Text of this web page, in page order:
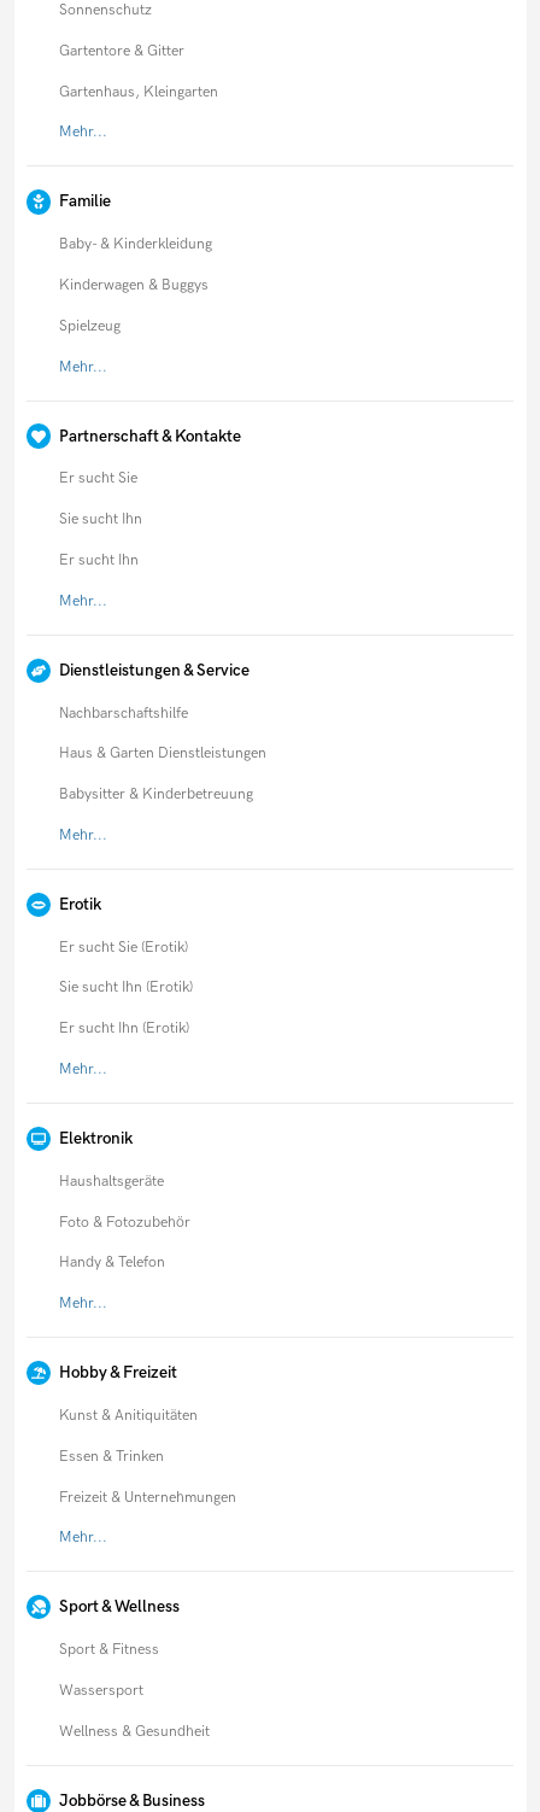
Sonnenschutz
Gartentore & Gitter
Gartenhaus, Kleingarten
Mehr...
Familie
Baby- & Kinderkleidung
Kinderwagen & Buggys
Spielzeug
Mehr...
Partnerschaft & Kontakte
Er sucht Sie
Sie sucht Ihn
Er sucht Ihn
Mehr...
Dienstleistungen & Service
Nachbarschaftshilfe
Haus & Garten Dienstleistungen
Babysitter & Kinderbetreuung
Mehr...
Erotik
Er sucht Sie (Erotik)
Sie sucht Ihn (Erotik)
Er sucht Ihn (Erotik)
Mehr...
Elektronik
Haushaltsgeräte
Foto & Fotozubehör
Handy & Telefon
Mehr...
Hobby & Freizeit
Kunst & Anitiquitäten
Essen & Trinken
Freizeit & Unternehmungen
Mehr...
Sport & Wellness
Sport & Fitness
Wassersport
Wellness & Gesundheit
Jobbörse & Business